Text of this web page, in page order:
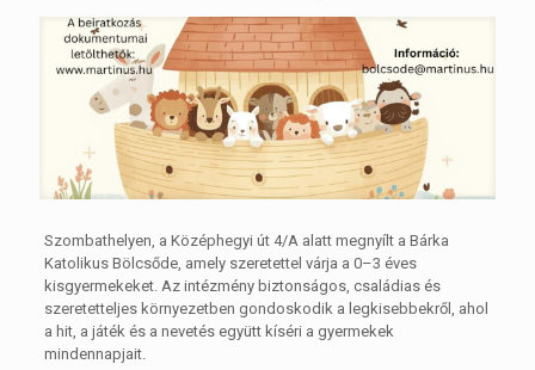
Szombathelyen, a Középhegyi út 4/A alatt megnyílt a Bárka
Katolikus Bölcsőde, amely szeretettel várja a 0–3 éves
kisgyermekeket. Az intézmény biztonságos, családias és
szeretetteljes környezetben gondoskodik a legkisebbekről, ahol
a hit, a játék és a nevetés együtt kíséri a gyermekek
mindennapjait.